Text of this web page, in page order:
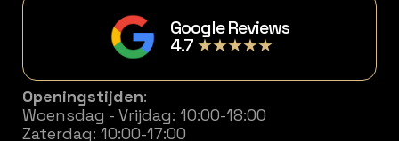
Google Reviews
4.7★★★★★
Openingstijden:
Woensdag - Vrijdag: 10:00-18:00
Zaterdag: 10:00-17:00